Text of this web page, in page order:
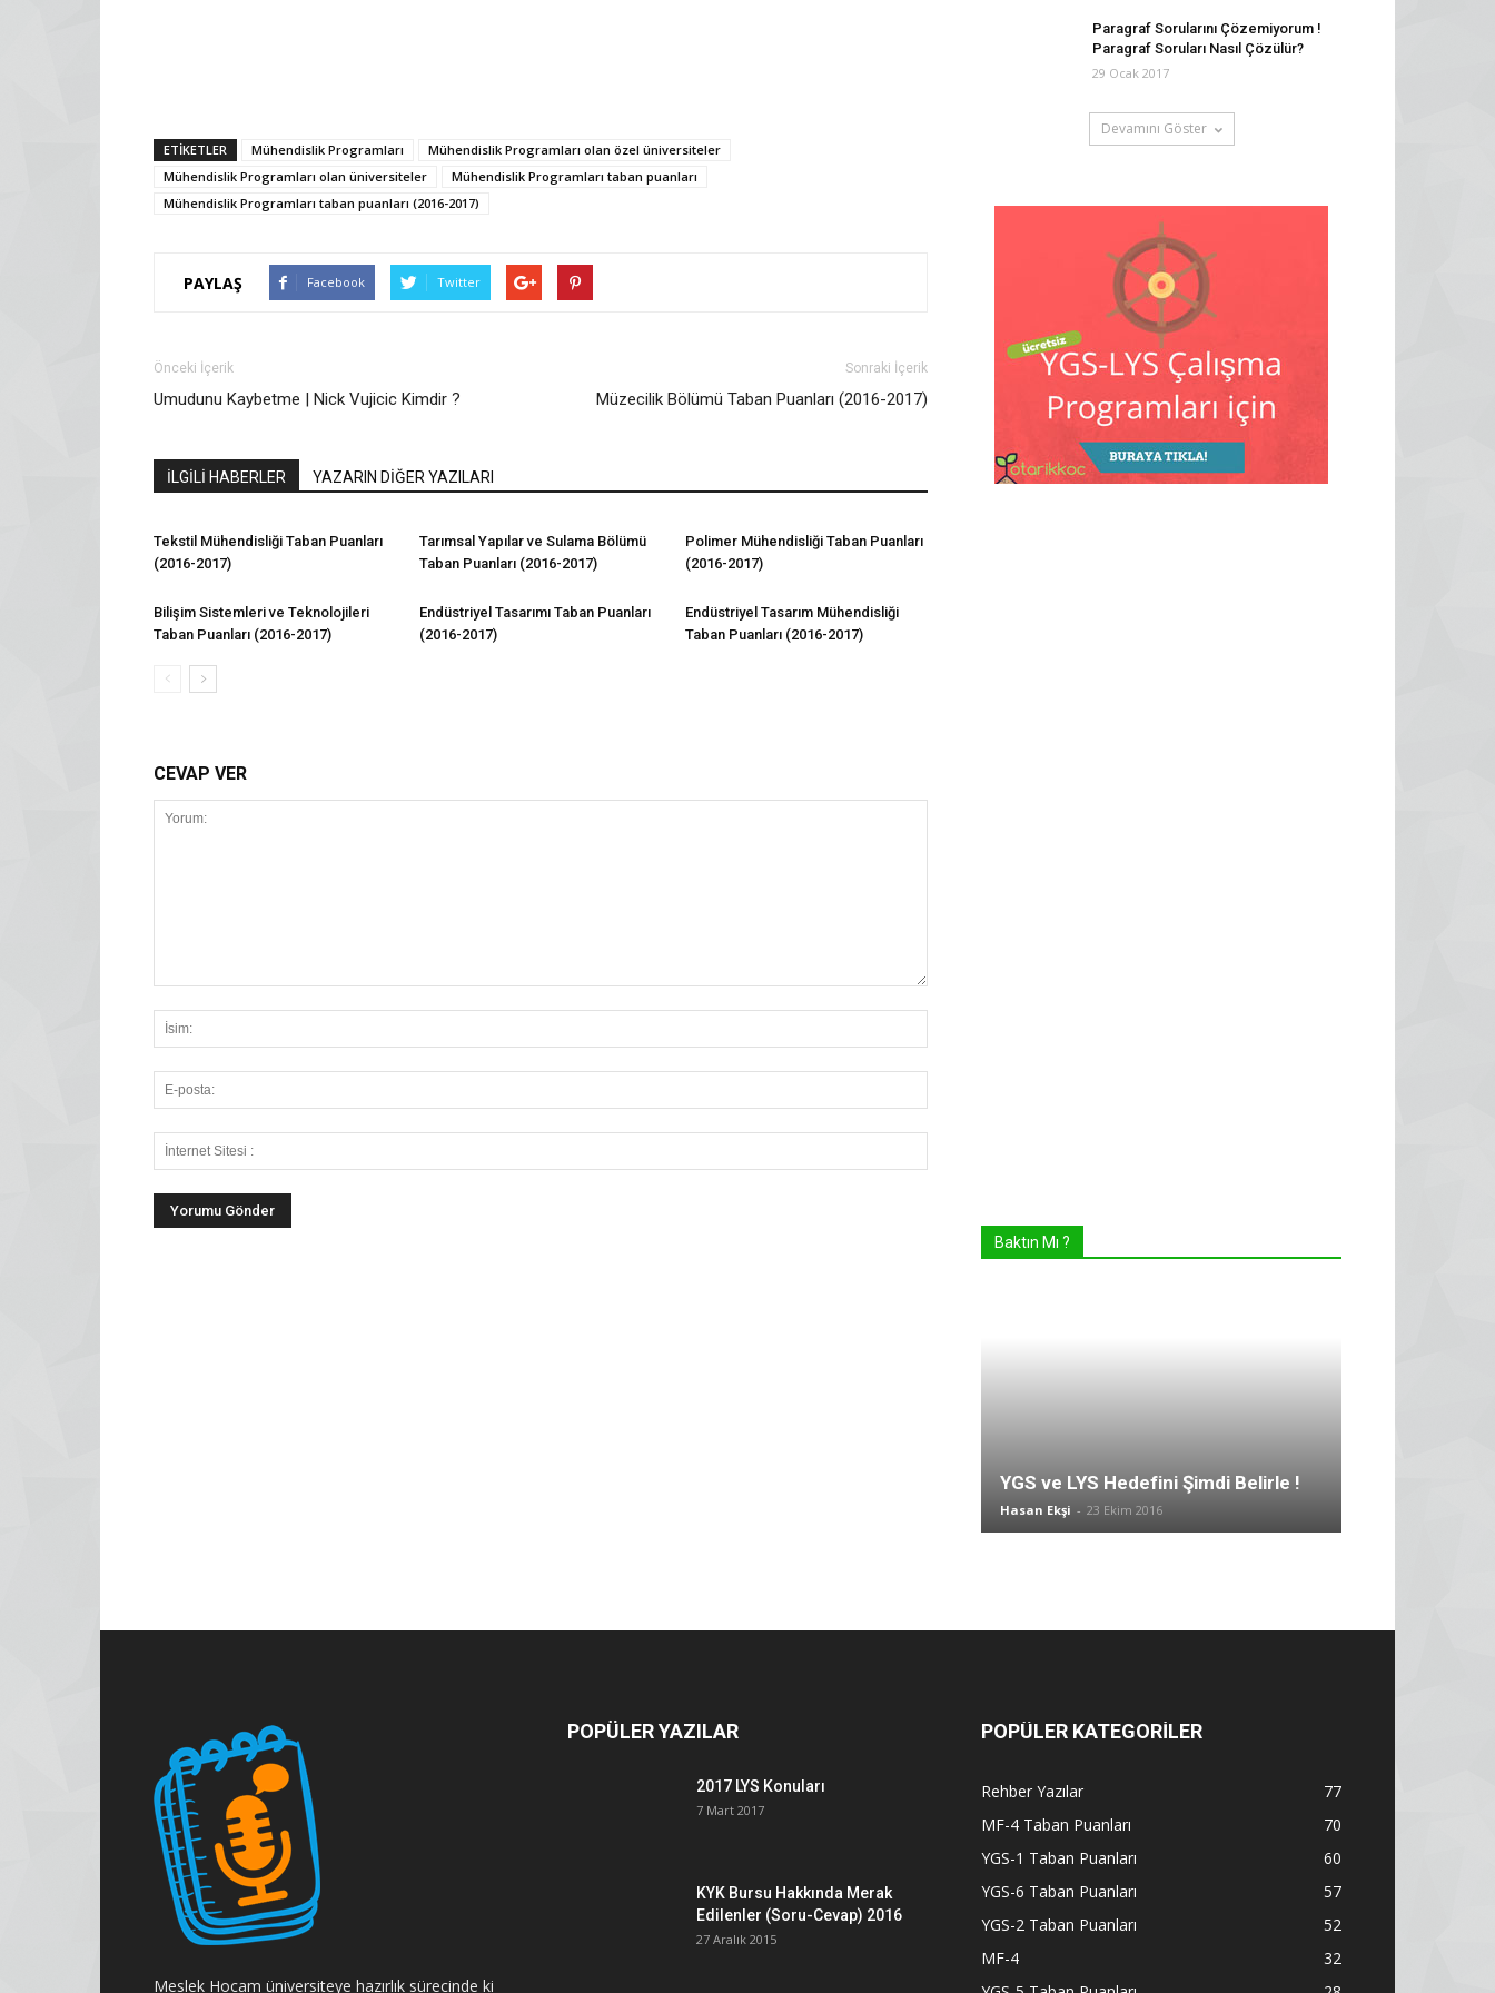
ETİKETLER Mühendislik Programları
Mühendislik Programları olan özel üniversiteler
Mühendislik Programları olan üniversiteler
Mühendislik Programları taban puanları
Mühendislik Programları taban puanları (2016-2017)
PAYLAŞ Facebook Twitter
Önceki İçerik
Umudunu Kaybetme | Nick Vujicic Kimdir ?
Sonraki İçerik
Müzecilik Bölümü Taban Puanları (2016-2017)
İLGİLİ HABERLER YAZARIN DİĞER YAZILARI
Tekstil Mühendisliği Taban Puanları
(2016-2017)
Tarımsal Yapılar ve Sulama Bölümü
Taban Puanları (2016-2017)
Polimer Mühendisliği Taban Puanları
(2016-2017)
Bilişim Sistemleri ve Teknolojileri
Taban Puanları (2016-2017)
Endüstriyel Tasarımı Taban Puanları
(2016-2017)
Endüstriyel Tasarım Mühendisliği
Taban Puanları (2016-2017)
CEVAP VER
Paragraf Sorularını Çözemiyorum !
Paragraf Soruları Nasıl Çözülür?
29 Ocak 2017
Devamını Göster
Baktın Mı ?
YGS ve LYS Hedefini Şimdi Belirle !
Hasan Ekşi - 23 Ekim 2016
Meslek Hocam üniversiteye hazırlık sürecinde ki
POPÜLER YAZILAR
2017 LYS Konuları
7 Mart 2017
KYK Bursu Hakkında Merak
Edilenler (Soru-Cevap) 2016
27 Aralık 2015
POPÜLER KATEGORİLER
Rehber Yazılar
77
MF-4 Taban Puanları
70
YGS-1 Taban Puanları
60
YGS-6 Taban Puanları
57
YGS-2 Taban Puanları
52
MF-4
32